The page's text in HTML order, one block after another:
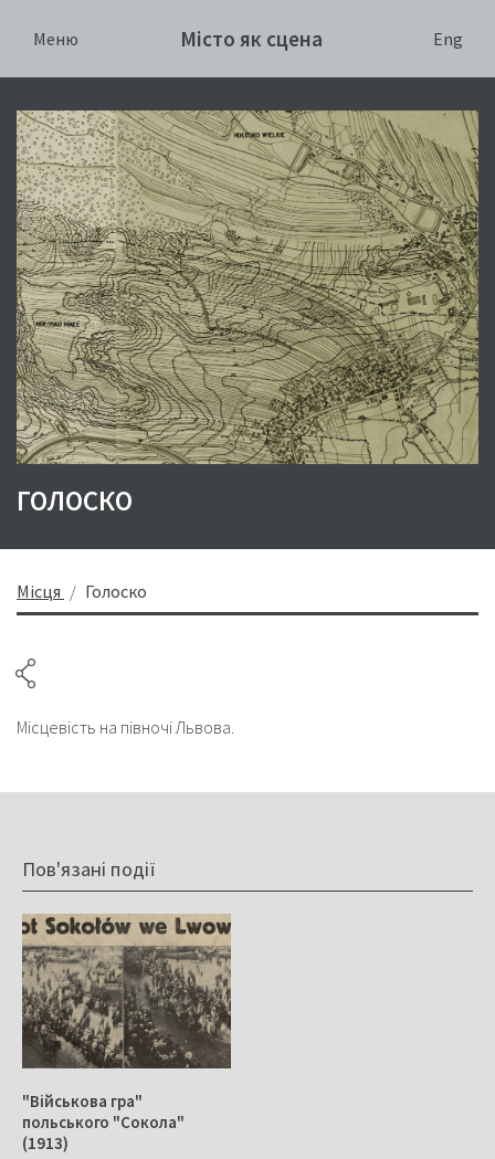
Меню Місто як сцена Eng
ГОЛОСКО
Місця Голоско
Місцевість на півночі Львова.
Пов'язані події
"Військова гра"
польського "Сокола"
(1913)